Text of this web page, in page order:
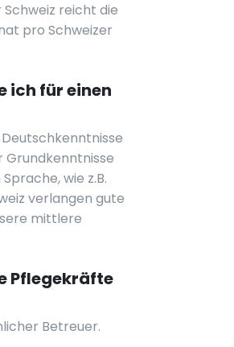
reicht die
pro Schweizer
ich für einen
Grundkenntnisse
wie z.B.
verlangen gute
mittlere
Pflegekräfte
Betreuer.